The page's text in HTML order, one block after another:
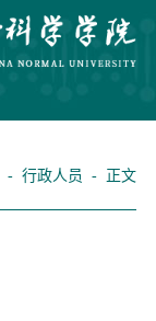
- 行政人员 - 正文